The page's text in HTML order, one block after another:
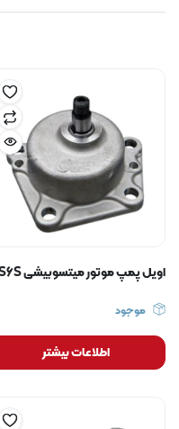
اویل پمپ موتور میتسوبیشی S6S
موجود
اطلاعات بیشتر